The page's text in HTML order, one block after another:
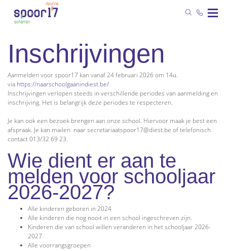
Inschrijvingen
Aanmelden voor spoor17 kan vanaf 24 februari 2026 om 14u.
via https://naarschoolgaanindiest.be/
Inschrijvingen verlopen steeds in verschillende periodes van aanmelding en
inschrijving. Het is belangrijk deze periodes te respecteren.
Je kan ook een bezoek brengen aan onze school. Hiervoor maak je best een
afspraak. Je kan mailen naar secretariaatspoor17@diest.be of telefonisch
contact 013/32 69 23.
Wie dient er aan te
melden voor schooljaar
2026-2027?
Alle kinderen geboren in 2024
Alle kinderen die nog nooit in een school ingeschreven zijn.
Kinderen die van school willen veranderen in het schooljaar 2026-
2027
Alle voorrangsgroepen